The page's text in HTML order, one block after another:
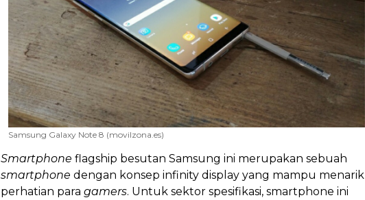
Samsung Galaxy Note 8 (movilzona.es)
Smartphone flagship besutan Samsung ini merupakan sebuah
smartphone dengan konsep infinity display yang mampu menarik
perhatian para gamers. Untuk sektor spesifikasi, smartphone ini